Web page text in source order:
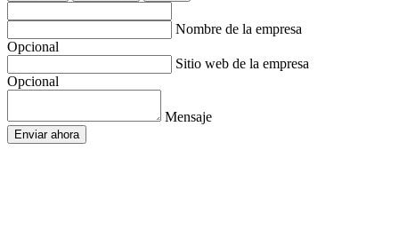
Nombre de la empresa
Opcional
Sitio web de la empresa
Opcional
Mensaje
Enviar ahora